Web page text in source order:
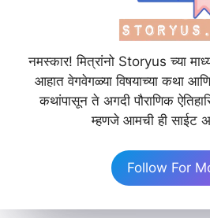
नमस्कार! मित्रांनो Storyus च्या
आहात वेगवेगळ्या विषयाच्या कथा
कथांपासून ते अगदी पौराणिक
म्हणजे आमची ही साईट
Follow For